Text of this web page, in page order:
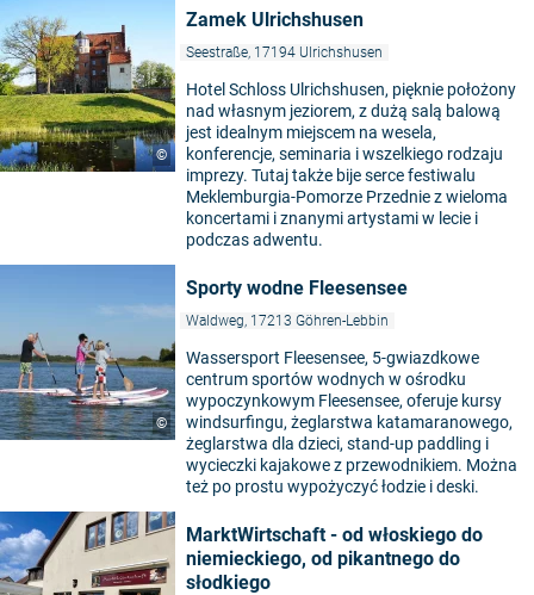
©
Zamek Ulrichshusen
Seestraße, 17194 Ulrichshusen
Hotel Schloss Ulrichshusen, pięknie położony
nad własnym jeziorem, z dużą salą balową
jest idealnym miejscem na wesela,
konferencje, seminaria i wszelkiego rodzaju
imprezy. Tutaj także bije serce festiwalu
Meklemburgia-Pomorze Przednie z wieloma
koncertami i znanymi artystami w lecie i
podczas adwentu.
©
Sporty wodne Fleesensee
Waldweg, 17213 Göhren-Lebbin
Wassersport Fleesensee, 5-gwiazdkowe
centrum sportów wodnych w ośrodku
wypoczynkowym Fleesensee, oferuje kursy
windsurfingu, żeglarstwa katamaranowego,
żeglarstwa dla dzieci, stand-up paddling i
wycieczki kajakowe z przewodnikiem. Można
też po prostu wypożyczyć łodzie i deski.
MarktWirtschaft - od włoskiego do
niemieckiego, od pikantnego do
słodkiego